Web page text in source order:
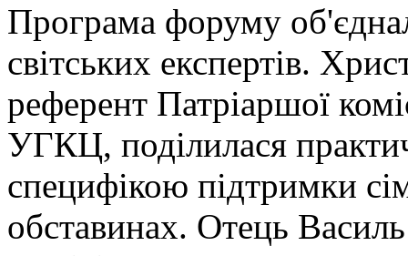
Програма форуму
світських експертів.
референт Патріаршої
УГКЦ, поділилася
специфікою підтримки
обставинах. Отець